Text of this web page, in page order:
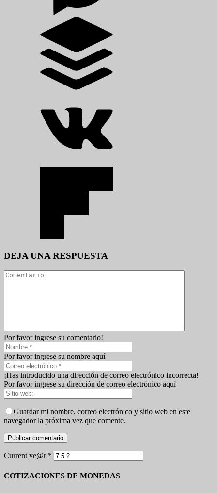
DEJA UNA RESPUESTA
Por favor ingrese su comentario!
Por favor ingrese su nombre aquí
¡Has introducido una dirección de correo electrónico incorrecta!
Por favor ingrese su dirección de correo electrónico aquí
Guardar mi nombre, correo electrónico y sitio web en este
navegador la próxima vez que comente.
Current ye@r *
COTIZACIONES DE MONEDAS